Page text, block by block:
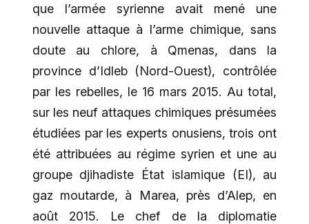
que l’armée syrienne avait mené une
nouvelle attaque à l’arme chimique, sans
doute au chlore, à Qmenas, dans la
province d’Idleb (Nord-Ouest), contrôlée
par les rebelles, le 16 mars 2015. Au total,
sur les neuf attaques chimiques présumées
étudiées par les experts onusiens, trois ont
été attribuées au régime syrien et une au
groupe djihadiste État islamique (EI), au
gaz moutarde, à Marea, près d’Alep, en
août 2015. Le chef de la diplomatie